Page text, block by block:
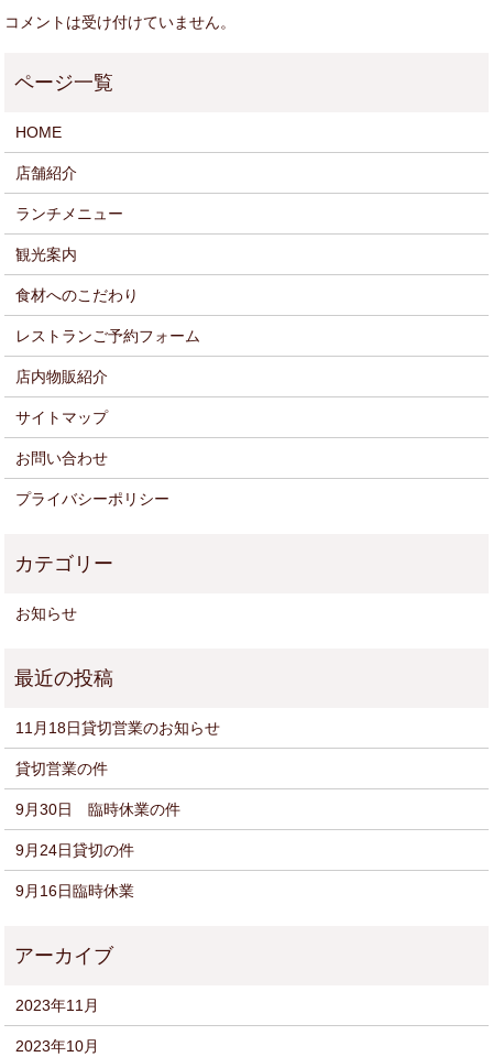
コメントは受け付けていません。
HOME
店舗紹介
ランチメニュー
観光案内
食材へのこだわり
レストランご予約フォーム
店内物販紹介
サイトマップ
お問い合わせ
プライバシーポリシー
お知らせ
11月18日貸切営業のお知らせ
貸切営業の件
9月30日 臨時休業の件
9月24日貸切の件
9月16日臨時休業
2023年11月
2023年10月